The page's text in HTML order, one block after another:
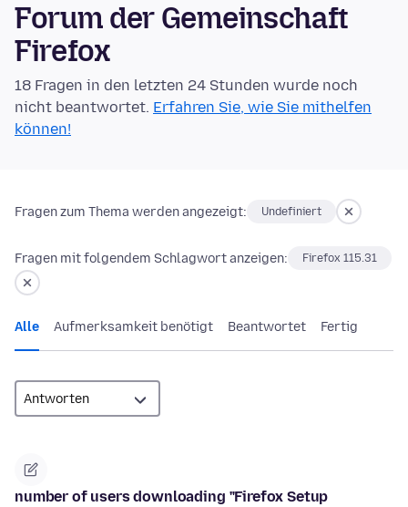
Forum der Gemeinschaft
Firefox
18 Fragen in den letzten 24 Stunden wurde noch
nicht beantwortet. Erfahren Sie, wie Sie mithelfen
können!
Fragen zum Thema werden angezeigt: Undefiniert
Fragen mit folgendem Schlagwort anzeigen: Firefox 115.31
Alle Aufmerksamkeit benötigt Beantwortet Fertig
number of users downloading "Firefox Setup